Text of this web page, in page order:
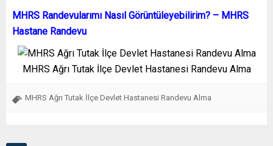
MHRS Randevularımı Nasıl Görüntüleyebilirim? – MHRS
Hastane Randevu
MHRS Ağrı Tutak İlçe Devlet Hastanesi Randevu Alma
MHRS Ağrı Tutak İlçe Devlet Hastanesi Randevu Alma